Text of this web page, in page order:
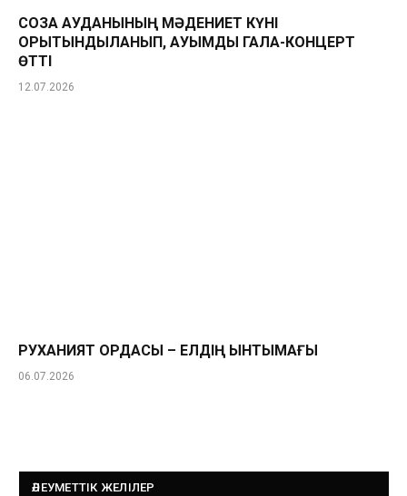
СОЗАҚ АУДАНЫНЫҢ МӘДЕНИЕТ КҮНІ
ҚОРЫТЫНДЫЛАНЫП, АУҚЫМДЫ ГАЛА-КОНЦЕРТ
ӨТТІ
12.07.2026
РУХАНИЯТ ОРДАСЫ – ЕЛДІҢ ЫНТЫМАҒЫ
06.07.2026
ӘЛЕУМЕТТІК ЖЕЛІЛЕР